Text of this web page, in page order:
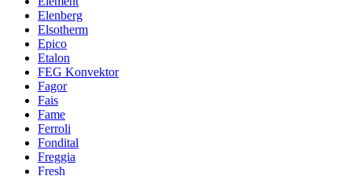
Elenberg
Elsotherm
Epico
Etalon
FEG Konvektor
Fagor
Fais
Fame
Ferroli
Fondital
Freggia
Fresh